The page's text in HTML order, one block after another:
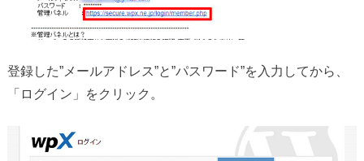
登録した”メールアドレス”と”パスワード”を入力してから、
「ログイン」をクリック。